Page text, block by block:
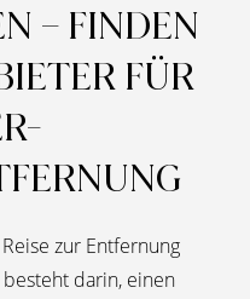
– FINDEN
FÜR
zur Entfernung
darin, einen